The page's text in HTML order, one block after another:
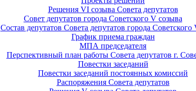
Решения VI созыва Совета депутатов
Совет депутатов города Советского V созыва
Состав депутатов Совета депутатов города Советского
График приема граждан
МПА председателя
Перспективный план работы Совета депутатов г.
Повестки заседаний
Повестки заседаний постоянных комиссий
Распоряжения Совета депутатов